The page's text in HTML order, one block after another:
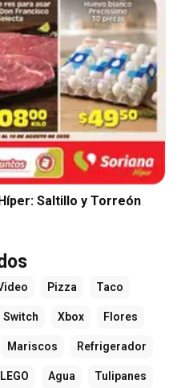
Saltillo y Torreón
Pizza Taco
Switch Xbox Flores
Mariscos Refrigerador
LEGO Agua Tulipanes